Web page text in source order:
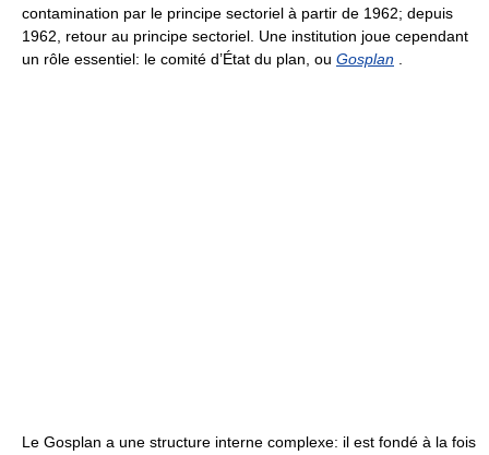
contamination par le principe sectoriel à partir de 1962; depuis
1962, retour au principe sectoriel. Une institution joue cependant
un rôle essentiel: le comité d’État du plan, ou Gosplan
Le Gosplan a une structure interne complexe: il est fondé à la fois